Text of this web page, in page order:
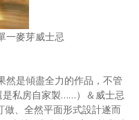
一麥芽威士忌
然是傾盡全力的作品，不管
私房自家製……）＆威士忌
、全然平面形式設計遂而